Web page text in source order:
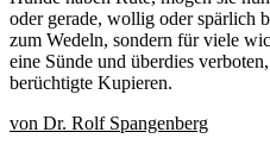
oder gerade, wollig oder spärlich
zum Wedeln, sondern für viele
eine Sünde und überdies
berüchtigte Kupieren.
von Dr. Rolf Spangenberg